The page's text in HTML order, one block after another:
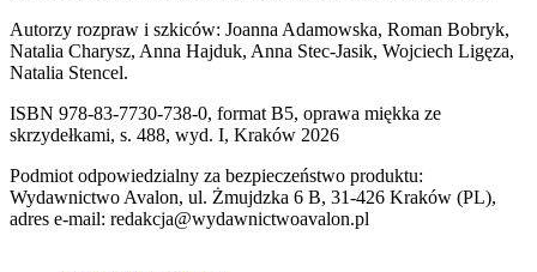
Autorzy rozpraw i szkiców: Joanna Adamowska, Roman Bobryk,
Natalia Charysz, Anna Hajduk, Anna Stec-Jasik, Wojciech Ligęza,
Natalia Stencel.
ISBN 978-83-7730-738-0, format B5, oprawa miękka ze
skrzydełkami, s. 488, wyd. I, Kraków 2026
Podmiot odpowiedzialny za bezpieczeństwo produktu:
Wydawnictwo Avalon, ul. Żmujdzka 6 B, 31-426 Kraków (PL),
adres e-mail: redakcja@wydawnictwoavalon.pl